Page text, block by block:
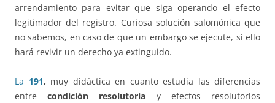
arrendamiento para evitar que siga operando el efecto
legitimador del registro. Curiosa solución salomónica que
no sabemos, en caso de que un embargo se ejecute, si ello
hará revivir un derecho ya extinguido.
La 191, muy didáctica en cuanto estudia las diferencias
entrecondición resolutoria y efectos resolutorios